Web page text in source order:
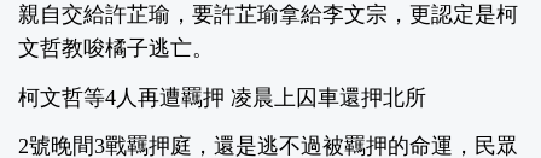
親自交給許芷瑜，要許芷瑜拿給李文宗，更認定是柯
文哲教唆橘子逃亡。
柯文哲等4人再遭羈押 凌晨上囚車還押北所
2號晚間3戰羈押庭，還是逃不過被羈押的命運，民眾